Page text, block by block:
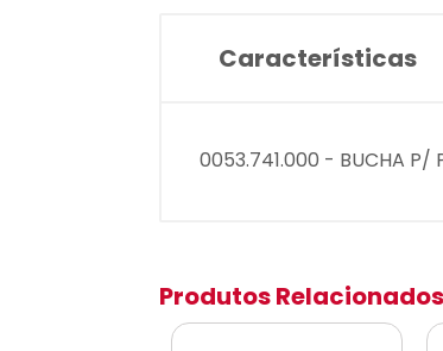
Características
0053.741.000 - BUCHA P/
Produtos Relacionados